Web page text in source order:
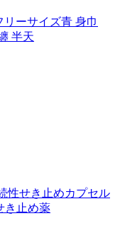
リーサイズ青 身巾
半天
性せき止めカプセル
き止め薬